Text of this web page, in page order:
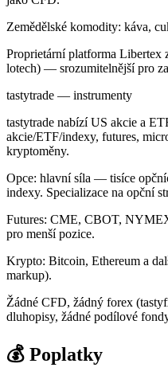
Zemědělské komodity: káva,
Proprietární platforma Libertex
lotech) — srozumitelnější pro
tastytrade — instrumenty
tastytrade nabízí US akcie a
akcie/ETF/indexy, futures,
kryptoměny.
Opce: hlavní síla — tisíce
indexy. Specializace na opční
Futures: CME, CBOT,
pro menší pozice.
Krypto: Bitcoin, Ethereum a
markup).
Žádné CFD, žádný forex
dluhopisy, žádné podílové
💰 Poplatky